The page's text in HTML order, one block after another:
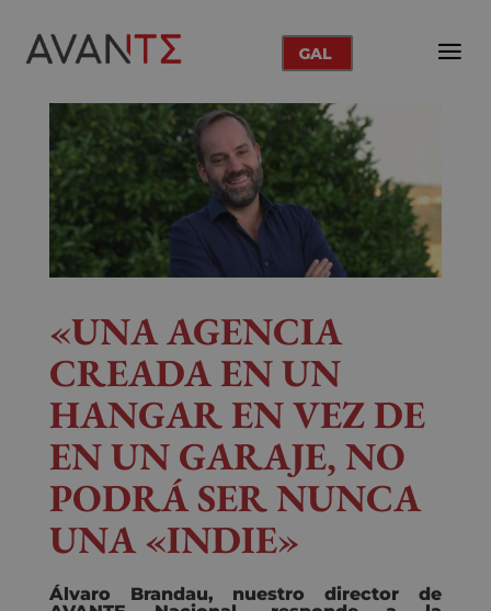
GAL
«UNA AGENCIA
CREADA EN UN
HANGAR EN VEZ DE
EN UN GARAJE, NO
PODRÁ SER NUNCA
UNA «INDIE»
Álvaro Brandau, nuestro director de